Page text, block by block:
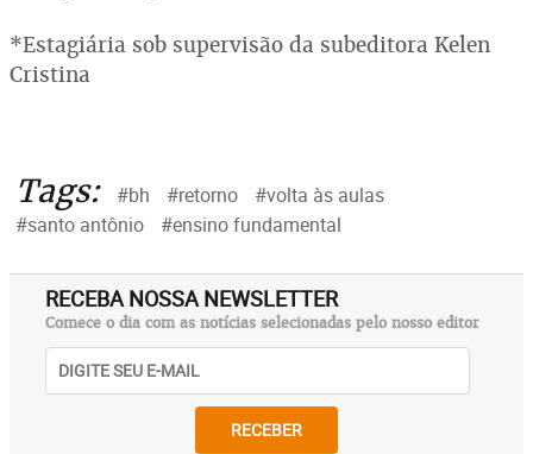
*Estagiária sob supervisão da subeditora Kelen
Cristina
Tags: #bh #retorno
#volta às aulas
#santo antônio
#ensino fundamental
RECEBA NOSSA NEWSLETTER
Comece o dia com as notícias selecionadas pelo nosso editor
RECEBER